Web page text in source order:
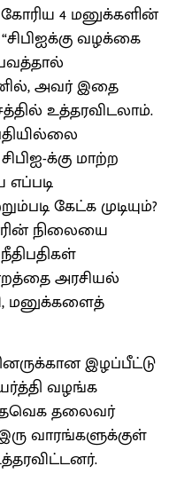
4 மனுக்களின்
வழக்கை
அவர் இதை
உத்தரவிடலாம்.
க்கு மாற்ற
கேட்க முடியும்?
நிலையை
அரசியல்
மனுக்களைத்
இழப்பீட்டு
வழங்க
தவெக தலைவர்
வாரங்களுக்குள்